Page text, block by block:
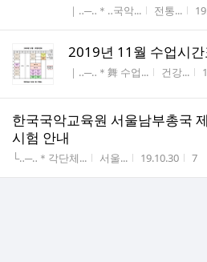
게시판명
｜‥─‥＊‥국악... 작성자
전통...
2019년 11월 수업시간
게시판명
｜‥─‥＊舞 수업... 작성자
건강...
한국국악교육원 서울남부총국
시험 안내
게시판명
└‥─‥＊각단체... 작성자
서울... 작성시간
19.10.30 조
7